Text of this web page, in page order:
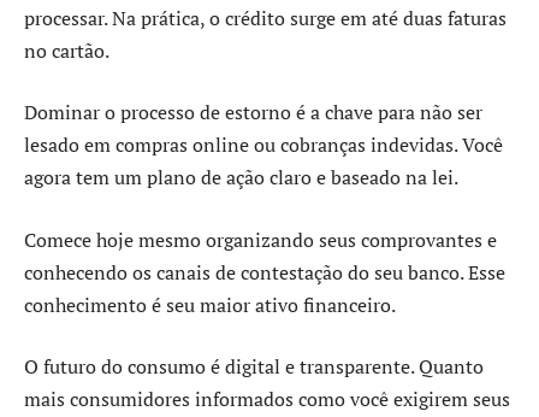
processar. Na prática, o crédito surge em até duas faturas
no cartão.
Dominar o processo de estorno é a chave para não ser
lesado em compras online ou cobranças indevidas. Você
agora tem um plano de ação claro e baseado na lei.
Comece hoje mesmo organizando seus comprovantes e
conhecendo os canais de contestação do seu banco. Esse
conhecimento é seu maior ativo financeiro.
O futuro do consumo é digital e transparente. Quanto
mais consumidores informados como você exigirem seus